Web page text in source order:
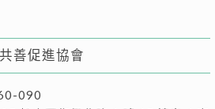
善促進協會
090